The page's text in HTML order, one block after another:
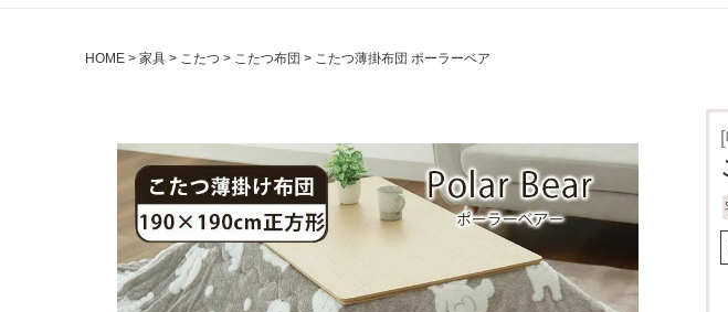
HOME 家具 こたつ こたつ布団 こたつ薄掛布団 ポーラーベア